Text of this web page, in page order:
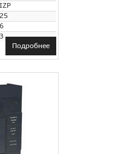
IZP
25
6
3
Подробнее